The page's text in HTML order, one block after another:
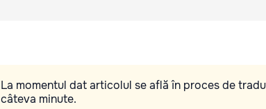
La momentul dat articolul se află în proces de
câteva minute.